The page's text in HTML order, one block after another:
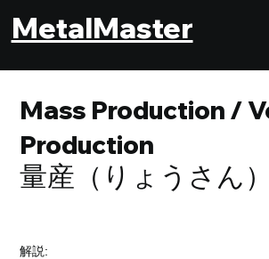
MetalMaster
Mass Production /
Production
量産（りょうさん）
解説: